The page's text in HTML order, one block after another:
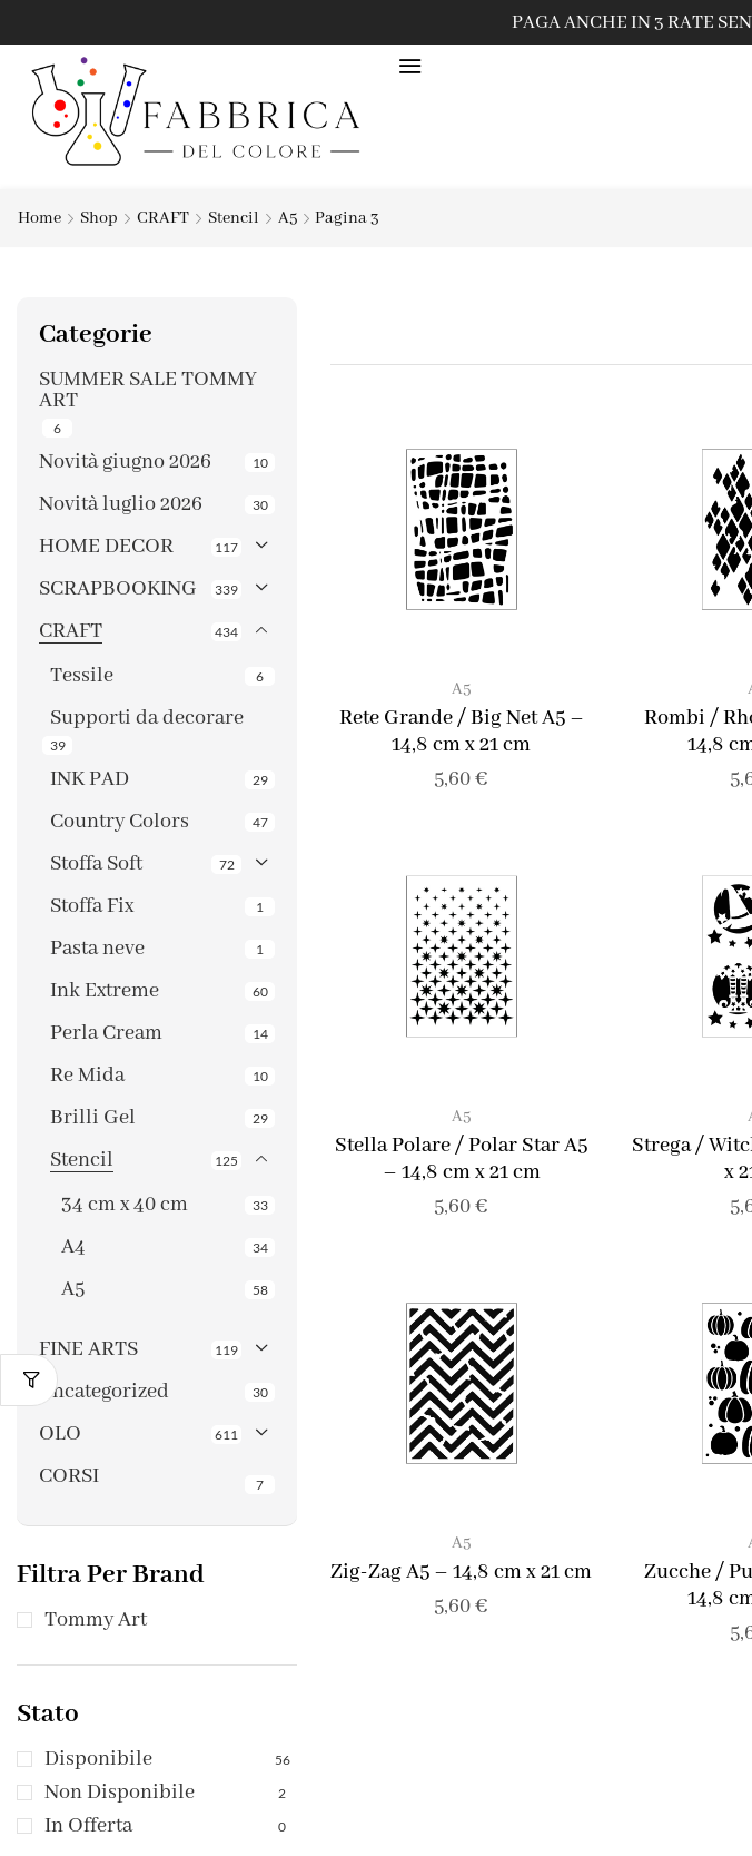
PAGA ANCHE IN 3 RATE
Home Shop CRAFT Stencil A5 Pagina 3
Categorie
SUMMER SALE TOMMY
ART
6
Novità giugno 2026 10
Novità luglio 2026 30
HOME DECOR 117
SCRAPBOOKING 339
CRAFT 434
Tessile 6
Supporti da decorare
39
INK PAD 29
Country Colors 47
Stoffa Soft 72
Stoffa Fix 1
Pasta neve 1
Ink Extreme 60
Perla Cream 14
Re Mida 10
Brilli Gel 29
Stencil 125
34 cm x 40 cm 33
A4 34
A5 58
FINE ARTS 119
Uncategorized 30
OLO 611
CORSI 7
Filtra Per Brand
Tommy Art
Stato
Disponibile 56
Non Disponibile 2
In Offerta 0
A5
Rete Grande / Big Net A5 –
14,8 cm x 21 cm
5,60€
Rombi /
14,8
A5
Stella Polare / Polar Star A5
– 14,8 cm x 21 cm
5,60€
Strega /
x
A5
Zig-Zag A5 – 14,8 cm x 21 cm
5,60€
Zucche /
14,8